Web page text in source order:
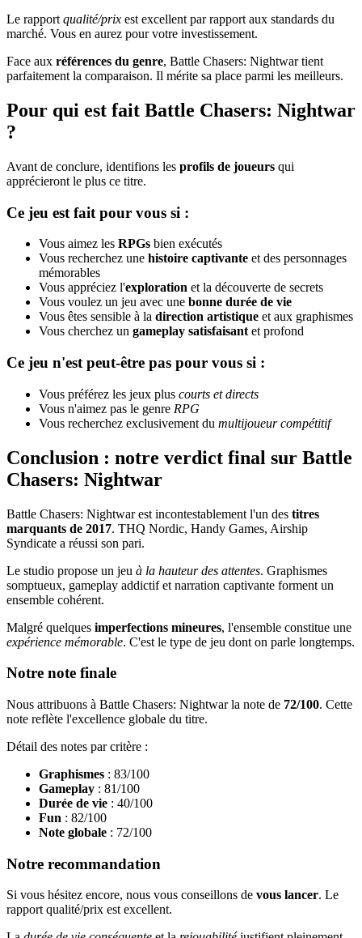
Le rapport qualité/prix est excellent par rapport aux standards du
marché. Vous en aurez pour votre investissement.
Face aux références du genre, Battle Chasers: Nightwar tient
parfaitement la comparaison. Il mérite sa place parmi les meilleurs.
Pour qui est fait Battle Chasers: Nightwar
?
Avant de conclure, identifions les profils de joueurs qui
apprécieront le plus ce titre.
Ce jeu est fait pour vous si :
Vous aimez les RPGs bien exécutés
Vous recherchez une histoire captivante et des personnages
mémorables
Vous appréciez l'exploration et la découverte de secrets
Vous voulez un jeu avec une bonne durée de vie
Vous êtes sensible à la direction artistique et aux graphismes
Vous cherchez un gameplay satisfaisant et profond
Ce jeu n'est peut-être pas pour vous si :
Vous préférez les jeux plus courts et directs
Vous n'aimez pas le genre RPG
Vous recherchez exclusivement du multijoueur compétitif
Conclusion : notre verdict final sur Battle
Chasers: Nightwar
Battle Chasers: Nightwar est incontestablement l'un des titres
marquants de 2017. THQ Nordic, Handy Games, Airship
Syndicate a réussi son pari.
Le studio propose un jeu à la hauteur des attentes. Graphismes
somptueux, gameplay addictif et narration captivante forment un
ensemble cohérent.
Malgré quelques imperfections mineures, l'ensemble constitue une
expérience mémorable. C'est le type de jeu dont on parle longtemps.
Notre note finale
Nous attribuons à Battle Chasers: Nightwar la note de 72/100. Cette
note reflète l'excellence globale du titre.
Détail des notes par critère :
Graphismes : 83/100
Gameplay : 81/100
Durée de vie : 40/100
Fun : 82/100
Note globale : 72/100
Notre recommandation
Si vous hésitez encore, nous vous conseillons de vous lancer. Le
rapport qualité/prix est excellent.